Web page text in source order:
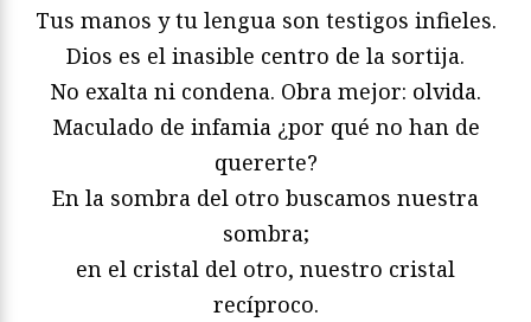
Tus manos y tu lengua son testigos infieles.
Dios es el inasible centro de la sortija.
No exalta ni condena. Obra mejor: olvida.
Maculado de infamia ¿por qué no han de
quererte?
En la sombra del otro buscamos nuestra
sombra;
en el cristal del otro, nuestro cristal
recíproco.